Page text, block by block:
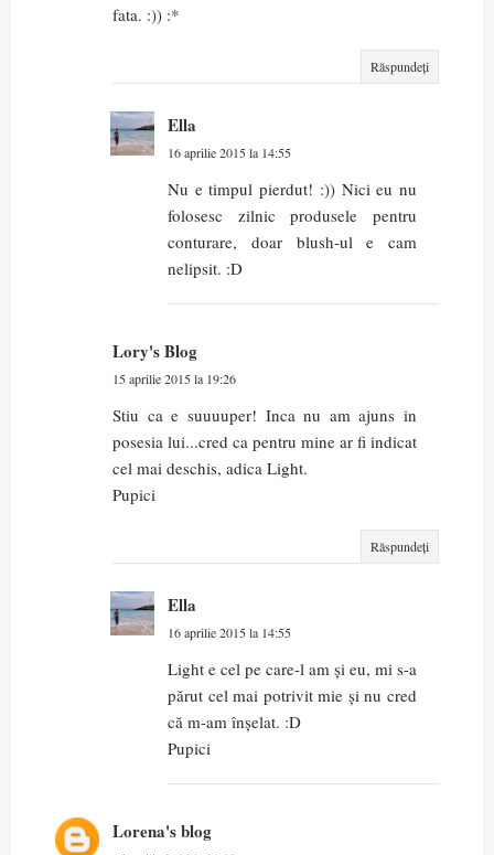
fata. :)) :*
Răspundeți
Ella
16 aprilie 2015 la 14:55
Nu e timpul pierdut! :)) Nici eu nu
folosesc zilnic produsele pentru
conturare, doar blush-ul e cam
nelipsit. :D
Lory's Blog
15 aprilie 2015 la 19:26
Stiu ca e suuuuper! Inca nu am ajuns in
posesia lui...cred ca pentru mine ar fi indicat
cel mai deschis, adica Light.
Pupici
Răspundeți
Ella
16 aprilie 2015 la 14:55
Light e cel pe care-l am și eu, mi s-a
părut cel mai potrivit mie și nu cred
că m-am înșelat. :D
Pupici
Lorena's blog